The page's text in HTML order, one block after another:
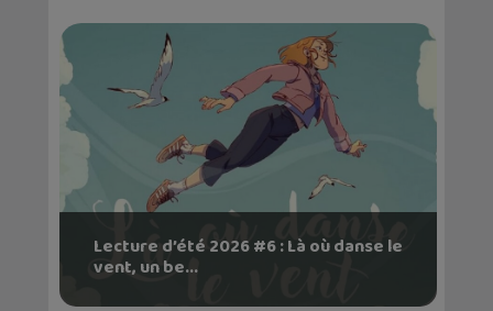
Lecture d’été 2026 #6 : Là où danse le
vent, un be...